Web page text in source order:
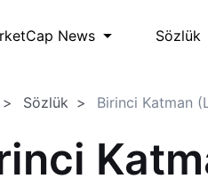
News Sözlük
Sözlük Birinci Katman